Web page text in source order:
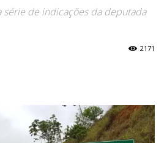
série de indicações da deputada
2171